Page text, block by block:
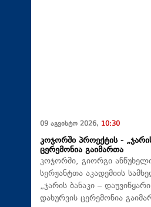
09 აგვისტო 2026, 10:30
კოჯორში პროექტის -
ცერემონია გაიმართა
კოჯორში, გიორგი
სერჟანტთა აკადემიის
„ჯარის ბანაკი –
დახურვის ცერემონია